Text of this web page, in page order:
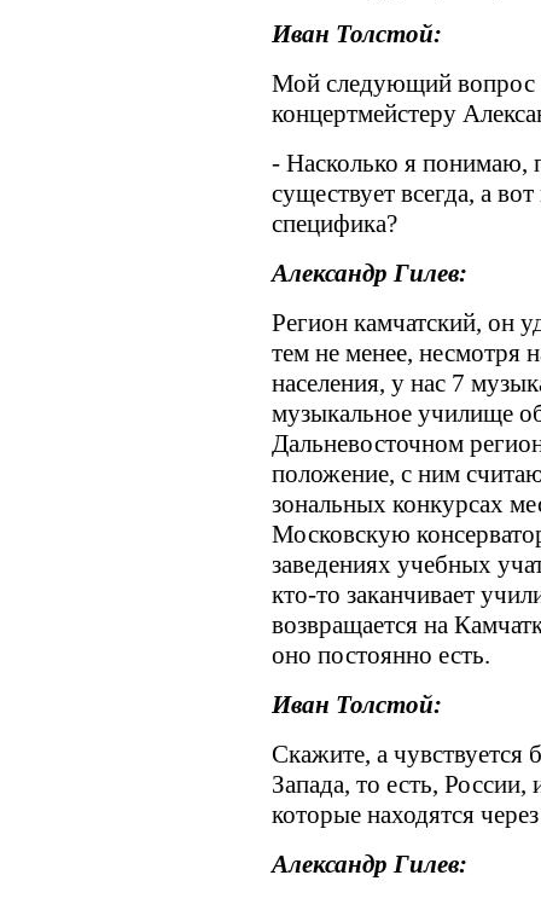
Иван Толстой:
Мой следующий вопрос
концертмейстеру
- Насколько я понимаю,
существует всегда, а
специфика?
Александр Гилев:
Регион камчатский, он
тем не менее,
населения, у нас 7
музыкальное училище
Дальневосточном
положение, с ним
зональных конкурсах
Московскую
заведениях учебных
кто-то заканчивает
возвращается на
оно постоянно есть.
Иван Толстой:
Скажите, а чувствуется
Запада, то есть,
которые находятся
Александр Гилев: